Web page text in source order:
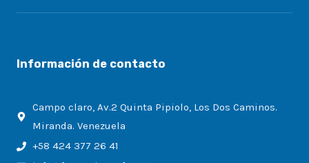
Información de contacto
Campo claro, Av.2 Quinta Pipiolo, Los Dos Caminos.
Miranda. Venezuela
+58 424 377 26 41